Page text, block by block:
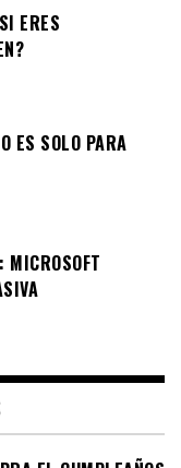
ERES
ES SOLO PARA
MICROSOFT